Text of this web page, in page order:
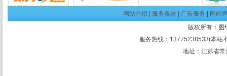
网站介绍 服务条款 广告服务
网站
版权所有： 图
服务热线：13775238533(本站
地址：江苏省